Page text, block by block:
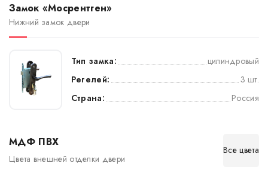
Замок «Мосрентген»
Нижний замок двери
Тип замка:
цилиндровый
Регелей:
3 шт.
Страна:
Россия
МДФ ПВХ
Цвета внешней отделки двери
Все цвета